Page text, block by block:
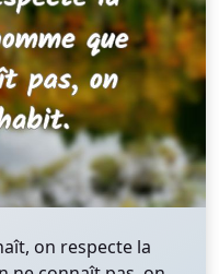
on respecte la